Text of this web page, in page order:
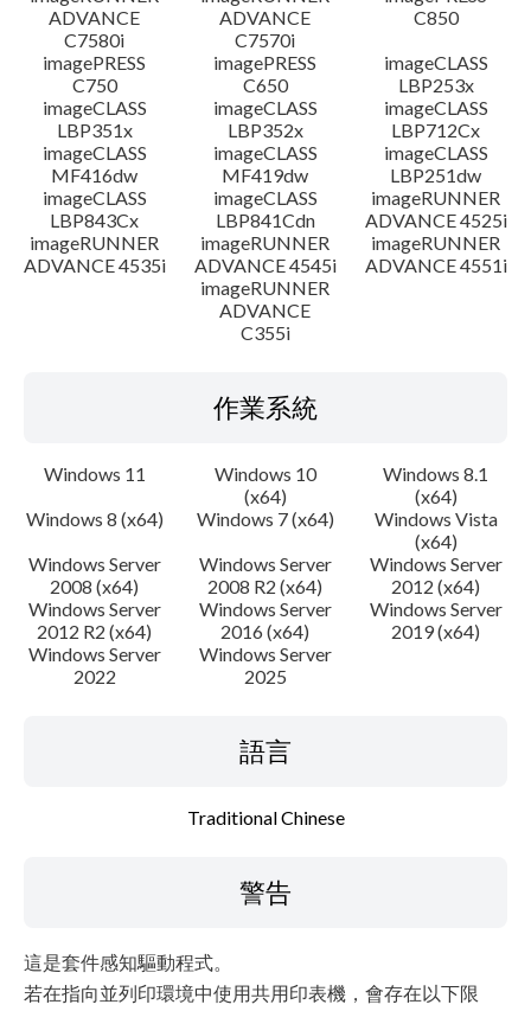
ADVANCE
C7580i
ADVANCE
C7570i
C850
imagePRESS
C750
imagePRESS
C650
imageCLASS
LBP253x
imageCLASS
LBP351x
imageCLASS
LBP352x
imageCLASS
LBP712Cx
imageCLASS
MF416dw
imageCLASS
MF419dw
imageCLASS
LBP251dw
imageCLASS
LBP843Cx
imageCLASS
LBP841Cdn
imageRUNNER
ADVANCE 4525i
imageRUNNER
ADVANCE 4535i
imageRUNNER
ADVANCE 4545i
imageRUNNER
ADVANCE 4551i
imageRUNNER
ADVANCE
C355i
作業系統
Windows 11
Windows 10
(x64)
Windows 8.1
(x64)
Windows 8 (x64)
Windows 7 (x64)
Windows Vista
(x64)
Windows Server
2008 (x64)
Windows Server
2008 R2 (x64)
Windows Server
2012 (x64)
Windows Server
2012 R2 (x64)
Windows Server
2016 (x64)
Windows Server
2019 (x64)
Windows Server
2022
Windows Server
2025
語言
Traditional Chinese
警告
這是套件感知驅動程式。
若在指向並列印環境中使用共用印表機，會存在以下限